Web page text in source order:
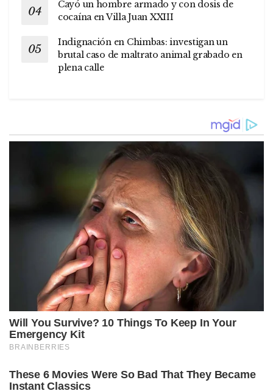
Cayó un hombre armado y con dosis de
cocaína en Villa Juan XXIII
Indignación en Chimbas: investigan un
brutal caso de maltrato animal grabado en
plena calle